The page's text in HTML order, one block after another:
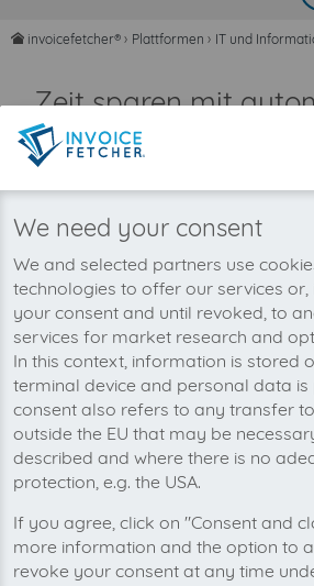
home invoicefetcher® › Plattformen › IT und
Zeit sparen mit
Nie wieder Rechnungen
Mit invoicefetcher® können
moqups Rechnungen an
Unsere Cloud-Software spart
We need your consent
We and selected partners use
technologies to offer our services or,
your consent and until revoked, to
services for market research and
In this context, information is stored
terminal device and personal data is
consent also refers to any transfer
outside the EU that may be
described and where there is no
protection, e.g. the USA.
If you agree, click on "Consent and
more information and the option to
revoke your consent at any time